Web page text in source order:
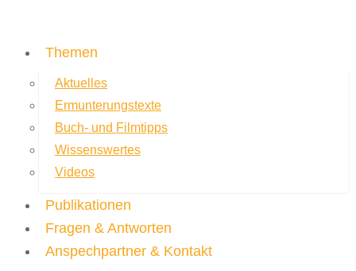
Themen
Aktuelles
Ermunterungstexte
Buch- und Filmtipps
Wissenswertes
Videos
Publikationen
Fragen & Antworten
Anspechpartner & Kontakt